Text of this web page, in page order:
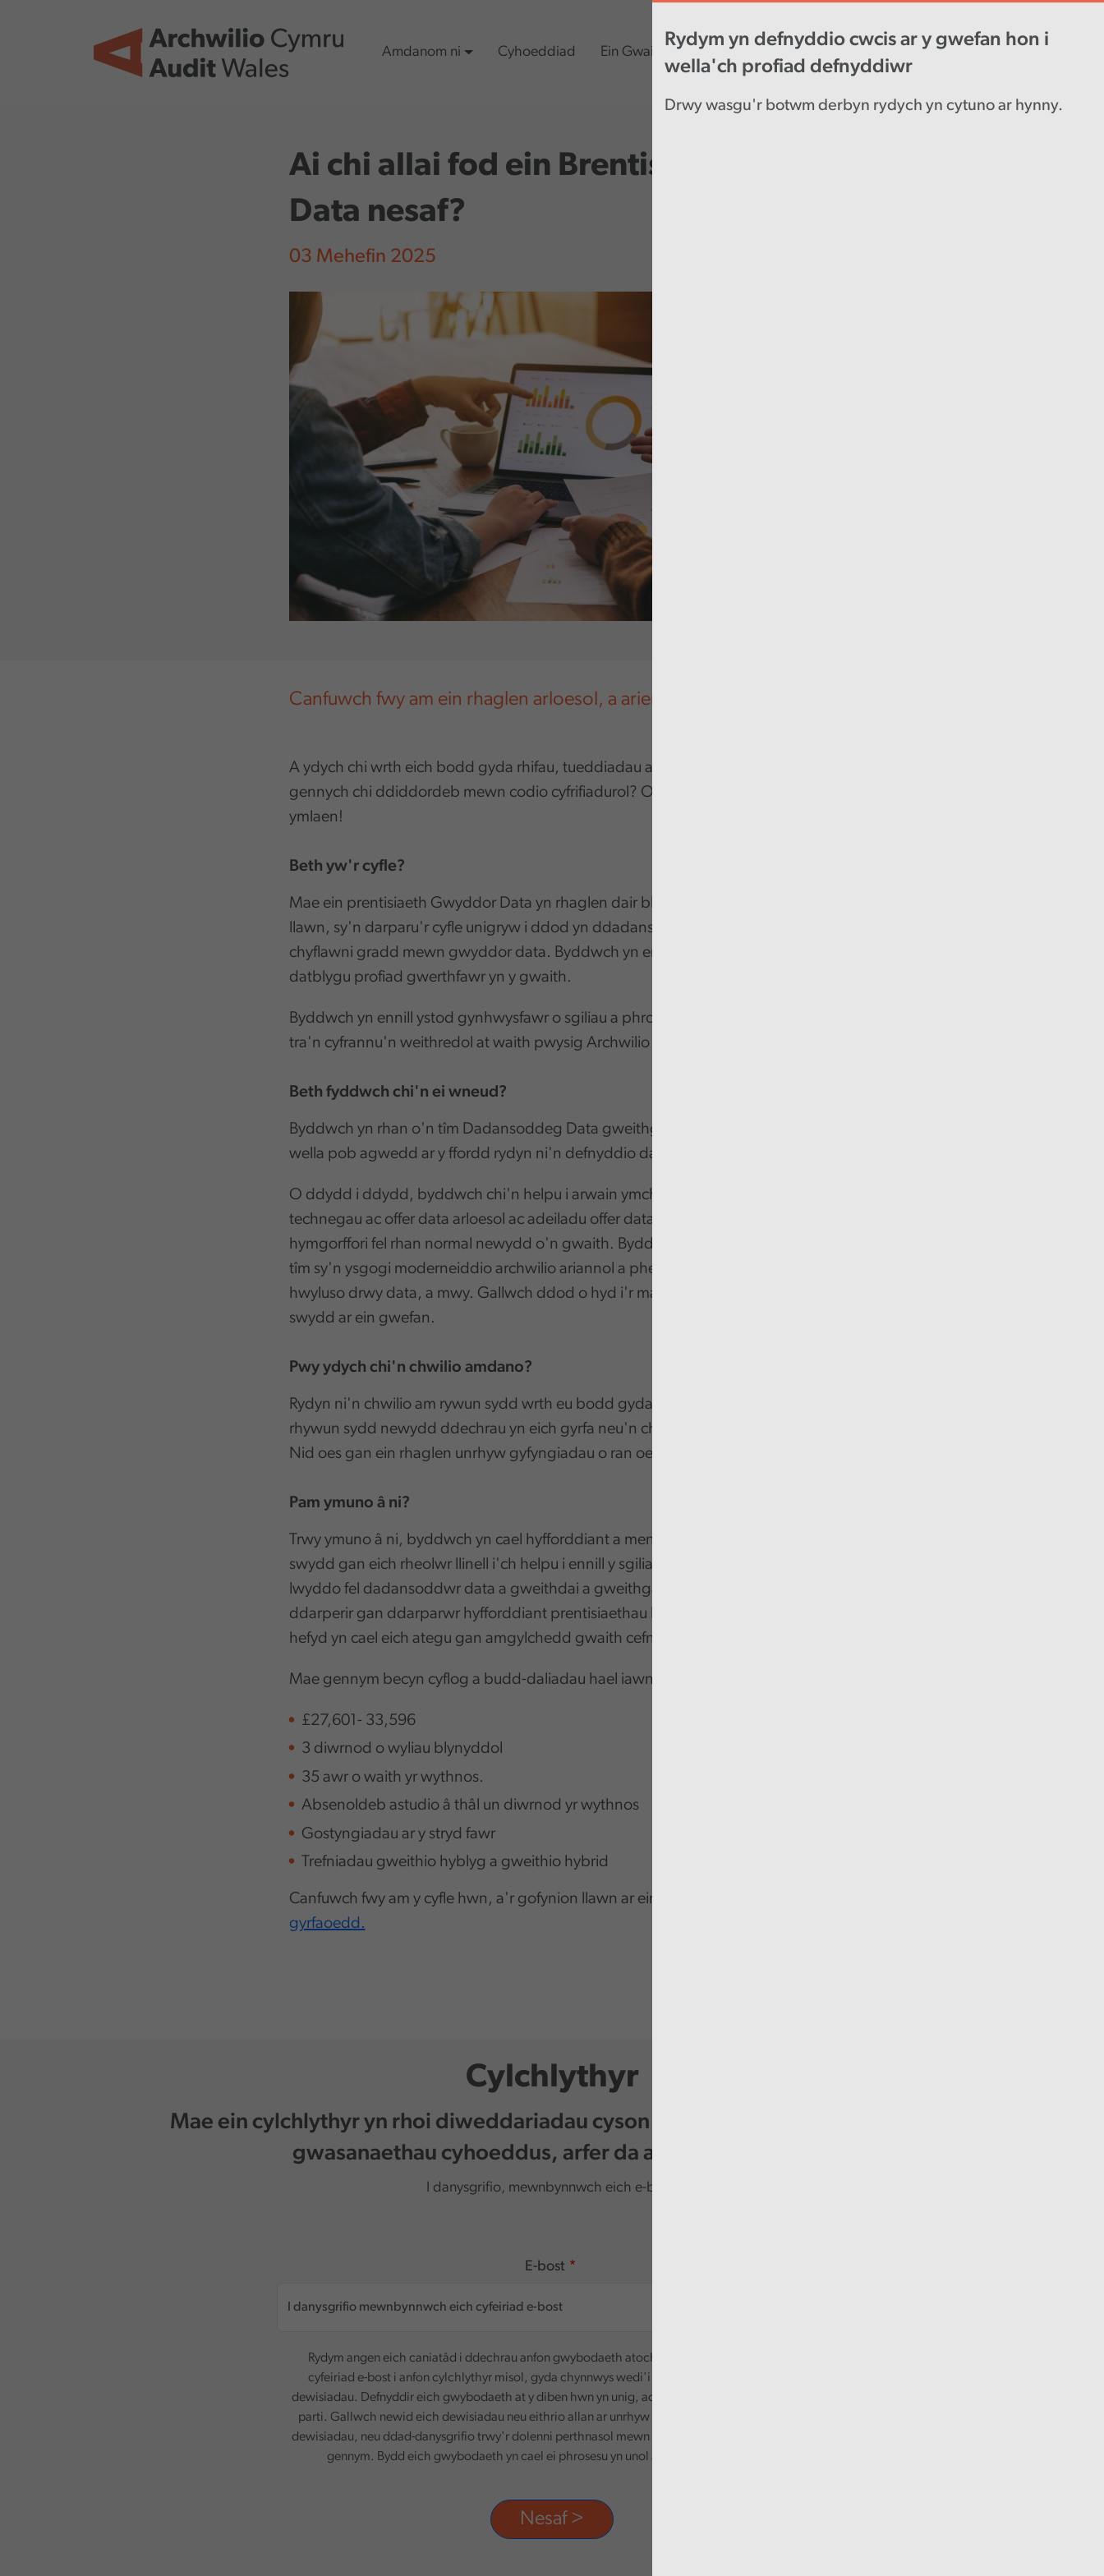
Rydym yn defnyddio cwcis ar y gwefan hon i
wella'ch profiad defnyddiwr
Drwy wasgu'r botwm derbyn rydych yn cytuno ar hynny.
Amdanom ni Cyhoeddiad Ein Gwaith Cynnwys diweddaraf Gyrfaoedd
Ai chi allai fod ein Brentis Gwyddor
Data nesaf?
03 Mehefin 2025
Canfuwch fwy am ein rhaglen arloesol, a ariennir yn llawn.
A ydych chi wrth eich bodd gyda rhifau, tueddiadau a graffiau? A oes
gennych chi ddiddordeb mewn codio cyfrifiadurol? Os oes, darllenwch
ymlaen!
Beth yw'r cyfle?
Mae ein prentisiaeth Gwyddor Data yn rhaglen dair blynedd a ariennir yn
llawn, sy'n darparu'r cyfle unigryw i ddod yn ddadansoddwr medrus a
chyflawni gradd mewn gwyddor data. Byddwch yn ennill wrth i chi ddysgu a
datblygu profiad gwerthfawr yn y gwaith.
Byddwch yn ennill ystod gynhwysfawr o sgiliau a phrofiadau dadansoddol,
tra'n cyfrannu'n weithredol at waith pwysig Archwilio Cymru.
Beth fyddwch chi'n ei wneud?
Byddwch yn rhan o'n tîm Dadansoddeg Data gweithgar sy'n gyfrifol am
wella pob agwedd ar y ffordd rydyn ni'n defnyddio data.
O ddydd i ddydd, byddwch chi'n helpu i arwain ymchwil a datblygu o ran
technegau ac offer data arloesol ac adeiladu offer data effeithiol a'u
hymgorffori fel rhan normal newydd o'n gwaith. Byddwch hefyd yn rhan o'r
tîm sy'n ysgogi moderneiddio archwilio ariannol a pherfformiad trwy ei
hwyluso drwy data, a mwy. Gallwch ddod o hyd i'r manylion llawn am y
swydd ar ein gwefan.
Pwy ydych chi'n chwilio amdano?
Rydyn ni'n chwilio am rywun sydd wrth eu bodd gyda data! Gallech fod yn
rhywun sydd newydd ddechrau yn eich gyrfa neu'n chwilio am newid gyrfa.
Nid oes gan ein rhaglen unrhyw gyfyngiadau o ran oedran.
Pam ymuno â ni?
Trwy ymuno â ni, byddwch yn cael hyfforddiant a mentwra cynhwysfawr, yn y
swydd gan eich rheolwr llinell i'ch helpu i ennill y sgiliau sydd eu hangen i
lwyddo fel dadansoddwr data a gweithdai a gweithgareddau hyfforddi, a
ddarperir gan ddarparwr hyfforddiant prentisiaethau blaenllaw. Byddwch
hefyd yn cael eich ategu gan amgylchedd gwaith cefnogol a chynhwysol.
Mae gennym becyn cyflog a budd-daliadau hael iawn, gan gynnwys:
£27,601- 33,596
3 diwrnod o wyliau blynyddol
35 awr o waith yr wythnos.
Absenoldeb astudio â thâl un diwrnod yr wythnos
Gostyngiadau ar y stryd fawr
Trefniadau gweithio hyblyg a gweithio hybrid
Canfuwch fwy am y cyfle hwn, a'r gofynion llawn ar ein
gyrfaoedd.
Cylchlythyr
Mae ein cylchlythyr yn rhoi diweddariadau cyson i chi am ein gwaith archwilio
gwasanaethau cyhoeddus, arfer da a digwyddiadau.
I danysgrifio, mewnbynnwch eich e-bost.
E-bost
Rydym angen eich caniatâd i ddechrau anfon gwybodaeth atoch. Defnyddir eich enw a'ch
cyfeiriad e-bost i anfon cylchlythyr misol, gyda chynnwys wedi'i deilwra yn seiliedig ar eich
dewisiadau. Defnyddir eich gwybodaeth at y diben hwn yn unig, ac ni chaiff ei rhannu â thrydydd
parti. Gallwch newid eich dewisiadau neu eithrio allan ar unrhyw adeg, trwy ddiweddaru eich
dewisiadau, neu ddad-danysgrifio trwy'r dolenni perthnasol mewn unrhyw e-bost a dderbyniwch
gennym. Bydd eich gwybodaeth yn cael ei phrosesu yn unol â'n polisi preifatrwydd.